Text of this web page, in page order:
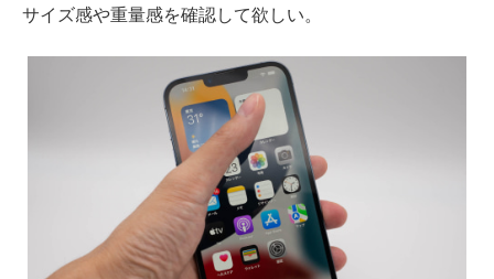
サイズ感や重量感を確認して欲しい。